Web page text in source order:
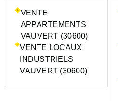
VENTE
APPARTEMENTS
VAUVERT (30600)
VENTE LOCAUX
INDUSTRIELS
VAUVERT (30600)